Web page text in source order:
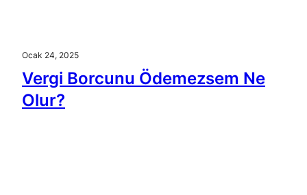
Ocak 24, 2025
Vergi Borcunu Ödemezsem Ne
Olur?